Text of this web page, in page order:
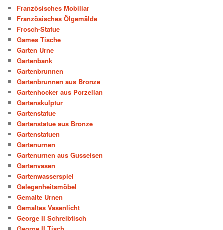
Französisches Mobiliar
Französisches Ölgemälde
Frosch-Statue
Games Tische
Garten Urne
Gartenbank
Gartenbrunnen
Gartenbrunnen aus Bronze
Gartenhocker aus Porzellan
Gartenskulptur
Gartenstatue
Gartenstatue aus Bronze
Gartenstatuen
Gartenurnen
Gartenurnen aus Gusseisen
Gartenvasen
Gartenwasserspiel
Gelegenheitsmöbel
Gemalte Urnen
Gemaltes Vasenlicht
George II Schreibtisch